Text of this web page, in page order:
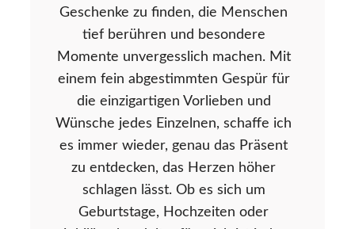
Geschenke zu finden, die Menschen
tief berühren und besondere
Momente unvergesslich machen. Mit
einem fein abgestimmten Gespür für
die einzigartigen Vorlieben und
Wünsche jedes Einzelnen, schaffe ich
es immer wieder, genau das Präsent
zu entdecken, das Herzen höher
schlagen lässt. Ob es sich um
Geburtstage, Hochzeiten oder